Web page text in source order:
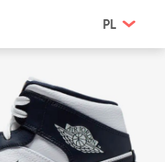
PL